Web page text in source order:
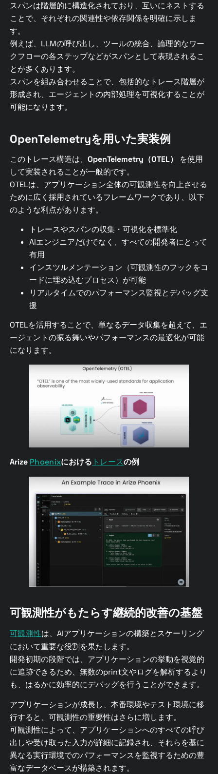
スパンは階層的に構造化されており、互いにネストする
ことで、それぞれの関連性や依存関係を明確に示しま
す。
例えば、LLMの呼び出し、ツールの統合、論理的なワー
クフローの各ステップなどがスパンとして表現されるこ
とが多くあります。
スパンを組み合わせることで、包括的なトレース階層が
形成され、エージェントの内部処理を可視化することが
可能になります。
OpenTelemetryを用いた実装例
このトレース構造は、 OpenTelemetry（OTEL）
を使用
して実装されることが一般的です。
OTELは、アプリケーション全体の可観測性を向上させる
ために広く採用されているフレームワークであり、以下
のような利点があります。
トレースやスパンの収集・可視化を標準化
AIエンジニアだけでなく、すべての開発者にとって
有用
インスツルメンテーション（可観測性のフックをコ
ードに埋め込むプロセス）が可能
リアルタイムでのパフォーマンス監視とデバッグ支
援
OTELを活用することで、単なるデータ収集を超えて、エ
ージェントの振る舞いやパフォーマンスの最適化が可能
になります。
Arize Phoenixにおける トレースの例
可観測性がもたらす継続的改善の基盤
可観測性は、AIアプリケーションの構築とスケーリング
において重要な役割を果たします。
開発初期の段階では、アプリケーションの挙動を視覚的
に追跡できるため、無数のprint文やログを解析するより
も、はるかに効率的にデバッグを行うことができます。
アプリケーションが成長し、本番環境やテスト環境に移
行すると、可観測性の重要性はさらに増します。
可観測性によって、アプリケーションへのすべての呼び
出しや受け取った入力が詳細に記録され、それらを基に
異なる実行環境でのパフォーマンスを監視するための豊
富なデータベースが構築されます。